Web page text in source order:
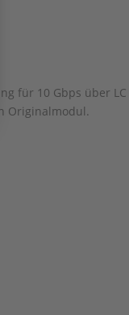
für 10 Gbps über LC
Originalmodul.